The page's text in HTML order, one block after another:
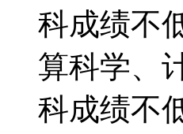
科成绩不
算科学、
科成绩不